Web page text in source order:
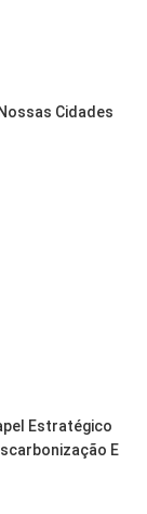
Cidades
Estratégico
E